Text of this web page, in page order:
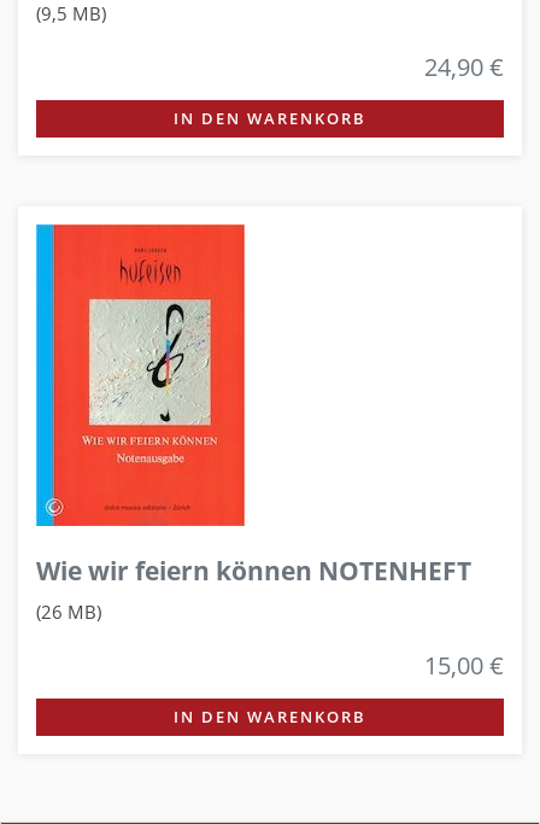
(9,5 MB)
24,90 €
IN DEN WARENKORB
Wie wir feiern können NOTENHEFT
(26 MB)
15,00 €
IN DEN WARENKORB